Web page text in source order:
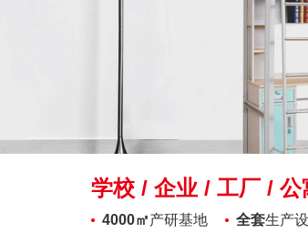
学校 / 企业 / 工厂 / 公
4000㎡产研基地 全套生产